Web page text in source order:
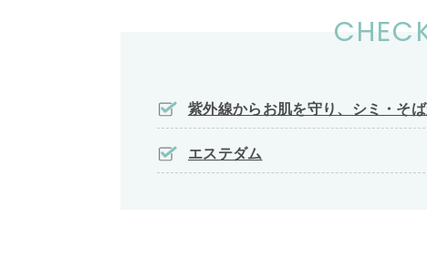
紫外線からお肌を守り、シミ・そば
エステダム